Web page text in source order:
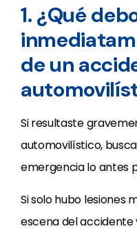
1. ¿Qué
de un
Si resultaste
automovilístico,
emergencia lo antes
Si solo hubo lesiones
escena del accidente